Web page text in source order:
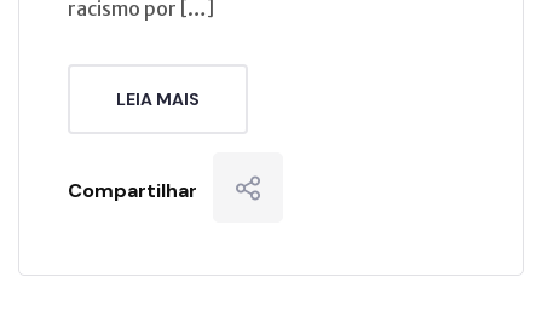
racismo por […]
LEIA MAIS
Compartilhar